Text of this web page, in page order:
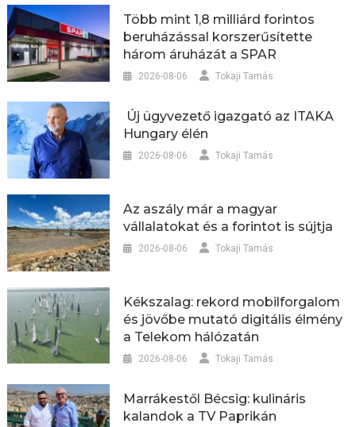
Több mint 1,8 milliárd forintos
beruházással korszerűsítette
három áruházát a SPAR
2026-08-06 Tokaji Tamás
Új ügyvezető igazgató az ITAKA
Hungary élén
2026-08-06 Tokaji Tamás
Az aszály már a magyar
vállalatokat és a forintot is sújtja
2026-08-06 Tokaji Tamás
Kékszalag: rekord mobilforgalom
és jövőbe mutató digitális élmény
a Telekom hálózatán
2026-08-06 Tokaji Tamás
Marrákestől Bécsig: kulináris
kalandok a TV Paprikán